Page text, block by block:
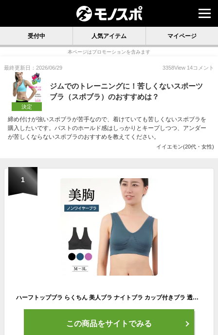
受付中 人気アイテム マイページ
本ページはプロモーションを含みます
最終更新日：2026/06/29 3358View 14コメント
決定
ジムでのトレーニングに！苦しくないスポーツ
ブラ（スポブラ）のおすすめは？
締め付けが強いスポブラが苦手なので、着けていても苦しくないスポブラを
購入したいです。バストのホールド感はしっかりとキープしつつ、アンダー
が苦しくならないスポブラのおすすめを教えてください。
イイエモン(20代・女性)
1
ハーフトップブラ らくちん 美人ブラ ナイトブラ カップ付きブラ 透けない スポーツブラ スポブラ パッド付きブラ ノンワイヤー 育乳 バストアップ 痛くない 苦しくない 下着 レディースインナー ヨガ 無地 シンプル 大きいサイズ 揺れない ストレッチ Mサイズ Lサイズ LL 3L
この商品をサイトでみる